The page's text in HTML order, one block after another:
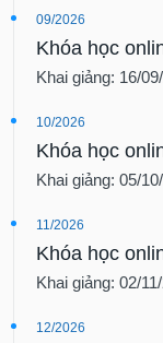
09/2026
Khóa học
Khai giảng: 16/
10/2026
Khóa học
Khai giảng: 05/
11/2026
Khóa học
Khai giảng: 02/
12/2026